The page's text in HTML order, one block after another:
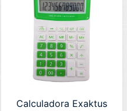
Calculadora Exaktus